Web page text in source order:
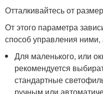
Отталкивайтесь от
От этого параметра
способ управления
Для маленького, или
рекомендуется
стандартные